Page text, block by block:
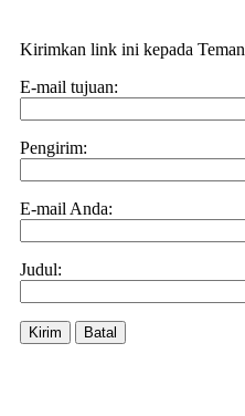
Kirimkan link ini kepada Teman
E-mail tujuan:
Pengirim:
E-mail Anda:
Judul:
Kirim Batal